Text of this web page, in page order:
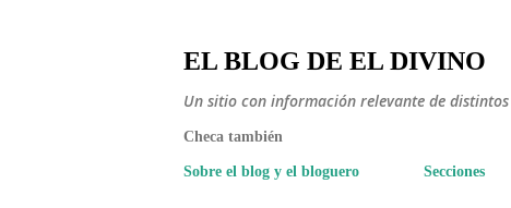
EL BLOG DE EL DIVINO
Un sitio con información relevante de
Checa también
Sobre el blog y el bloguero Secciones